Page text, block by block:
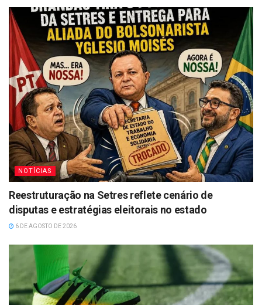
NOTÍCIAS
Reestruturação na Setres reflete cenário de
disputas e estratégias eleitorais no estado
6 DE AGOSTO DE 2026